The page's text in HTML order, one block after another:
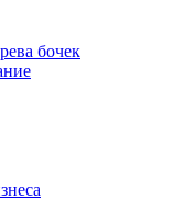
бочек